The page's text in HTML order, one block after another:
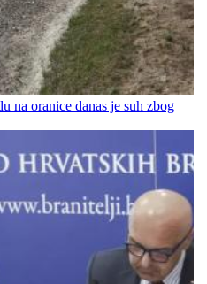
na oranice danas je suh zbog